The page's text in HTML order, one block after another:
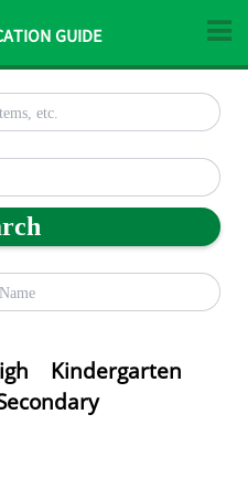
GUIDE
Kindergarten